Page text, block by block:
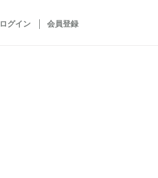
ログイン 会員登録